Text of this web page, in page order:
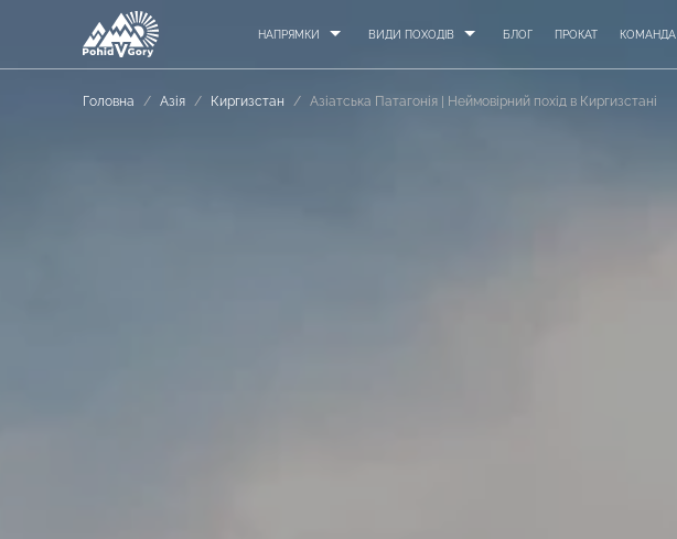
НАПРЯМКИ ВИДИ ПОХОДІВ БЛОГ ПРОКАТ КОМАНДА
Головна / Азія / Киргизстан / Азіатська Патагонія | Неймовірний похід в Киргизстані